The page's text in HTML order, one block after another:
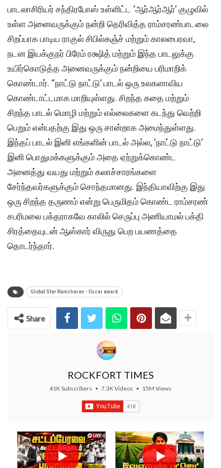
பாடலாசிரியர் சந்திரபோஸ் உள்ளிட்ட ‘ஆர்ஆர்ஆர்’ குழுவில்
உள்ள அனைவருக்கும் நன்றி தெரிவித்த ராம்சரண்பாடலை
சிறப்பாக பாடிய ராகுல் சிபில்கஞ்ச் மற்றும் காலபைரவா,
நடன இயக்குநர் பிரேம் ரக்ஷித் மற்றும் இந்த பாடலுக்கு
உயிர்கொடுத்த அனைவருக்கும் நன்றியை பரிமாறிக்
கொண்டார். “நாட்டு நாட்டு’ பாடல் ஒரு உலகளாவிய
கொண்டாட்டமாக மாறியுள்ளது. சிறந்த கதை மற்றும்
சிறந்த பாடல் மொழி மற்றும் எல்லைகளை கடந்து வெற்றி
பெறும் என்பதற்கு இது ஒரு சான்றாக அமைந்துள்ளது.
இந்தப் பாடல் இனி எங்களின் பாடல் அல்ல, ‘நாட்டு நாட்டு’
இனி பொதுமக்களுக்கும் அதை ஏற்றுக்கொண்ட
அனைத்து வயது மற்றும் கலாச்சாரங்களை
சேர்ந்தவர்களுக்கும் சொந்தமானது. இந்தியாவிற்கு இது
ஒரு சிறந்த தருணம் என்று பெருமிதம் கொண்ட ராம்சரண்
சபரிமலை பக்தராகவே காலில் செருப்பு அணியாமல் பக்தி
சிரத்தையுடன் ஆஸ்கார் விருது பெற பயணத்தை
தொடர்ந்தார்.
Global Star Ramcharan - Oscar award
Share
ROCKFORT TIMES
41K Subscribers • 7.3K Videos • 15M Views